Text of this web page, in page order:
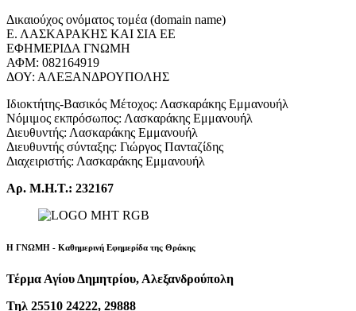
Δικαιούχος ονόματος τομέα (domain name)
Ε. ΛΑΣΚΑΡΑΚΗΣ ΚΑΙ ΣΙΑ ΕΕ
ΕΦΗΜΕΡΙΔΑ ΓΝΩΜΗ
ΑΦΜ: 082164919
ΔΟΥ: ΑΛΕΞΑΝΔΡΟΥΠΟΛΗΣ
Ιδιοκτήτης-Βασικός Μέτοχος: Λασκαράκης Εμμανουήλ
Νόμιμος εκπρόσωπος: Λασκαράκης Εμμανουήλ
Διευθυντής: Λασκαράκης Εμμανουήλ
Διευθυντής σύνταξης: Γιώργος Πανταζίδης
Διαχειριστής: Λασκαράκης Εμμανουήλ
Αρ. Μ.Η.Τ.: 232167
Η ΓΝΩΜΗ - Καθημερινή Εφημερίδα της Θράκης
Τέρμα Αγίου Δημητρίου, Αλεξανδρούπολη
Τηλ 25510 24222, 29888